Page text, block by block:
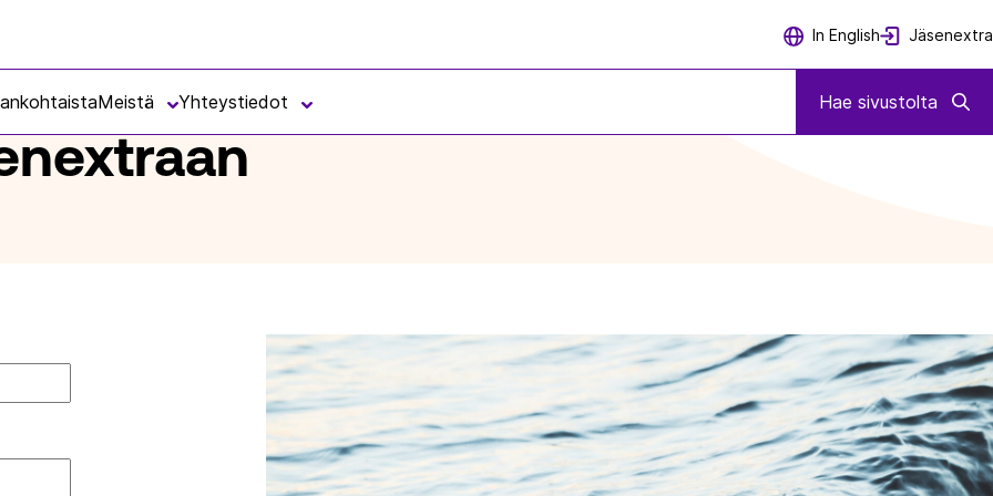
In English Jäsenextra
Meistä Yhteystiedot Hae sivustolta